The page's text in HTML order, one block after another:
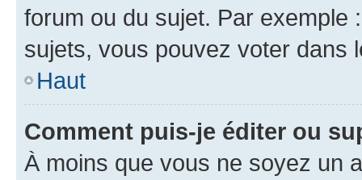
forum ou du sujet. Par exemple
sujets, vous pouvez voter dans
Haut
Comment puis-je éditer ou
À moins que vous ne soyez un